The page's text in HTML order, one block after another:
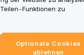
Funktionen zu
Optionale Cookies
ablehnen